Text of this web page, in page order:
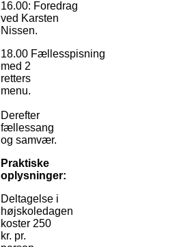
16.00: Foredrag
ved Karsten
Nissen.
18.00 Fællesspisning
med 2
retters
menu.
Derefter
fællessang
og samvær.
Praktiske
oplysninger:
Deltagelse i
højskoledagen
koster 250
kr. pr.